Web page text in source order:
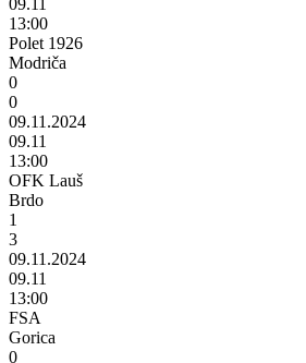
13:00
Polet 1926
Modriča
0
0
09.11.2024
09.11
13:00
OFK Lauš
Brdo
1
3
09.11.2024
09.11
13:00
FSA
Gorica
0